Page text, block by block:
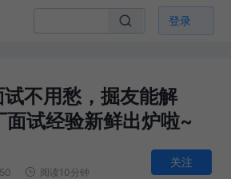
登录
不用愁，掘友能解
面试经验新鲜出炉啦~
阅读10分钟
关注